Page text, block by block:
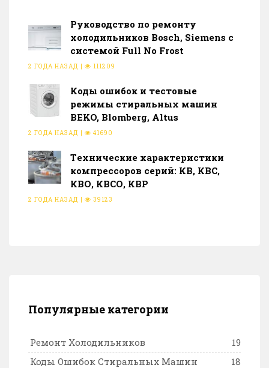
Руководство по ремонту
холодильников Bosch, Siemens с
системой Full No Frost
2 ГОДА НАЗАД 111209
Коды ошибок и тестовые
режимы стиральных машин
BEKO, Blomberg, Altus
2 ГОДА НАЗАД 41690
Тeхнические характеристики
компрессоров серий: КВ, КВС,
КВО, КВСО, КВР
2 ГОДА НАЗАД 39123
Популярные категории
Ремонт Холодильников
19
Коды Ошибок Стиральных Машин
18